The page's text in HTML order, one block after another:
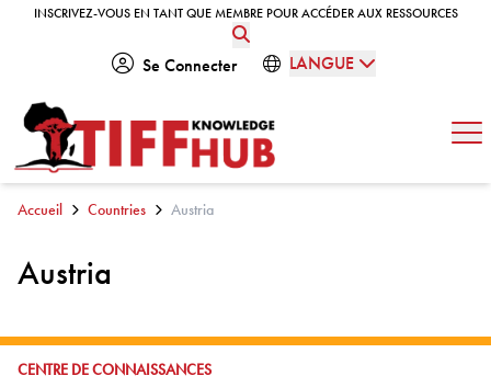
Skip to content
INSCRIVEZ-VOUS EN TANT QUE MEMBRE POUR ACCÉDER AUX RESSOURCES
INSCRIVEZ-VOUS EN TANT QUE MEMBRE POUR ACCÉDER AUX RESSOURCES
Se Connecter LANGUE
Accueil Countries Austria
Austria
ALLER À:
CENTRE DE CONNAISSANCES